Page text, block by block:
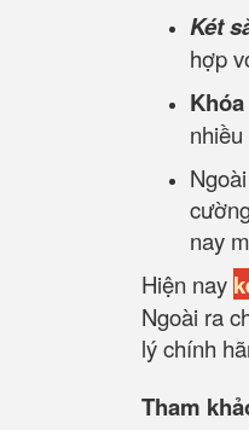
Két
hợp
nay
Hiện nay
Ngoài ra
lý chính
Tham